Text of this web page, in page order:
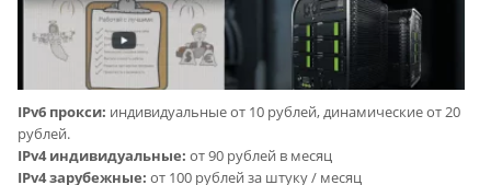
IPv6 прокси: индивидуальные от 10 рублей, динамические от 20
рублей.
IPv4 индивидуальные: от 90 рублей в месяц
IPv4 зарубежные: от 100 рублей за штуку / месяц